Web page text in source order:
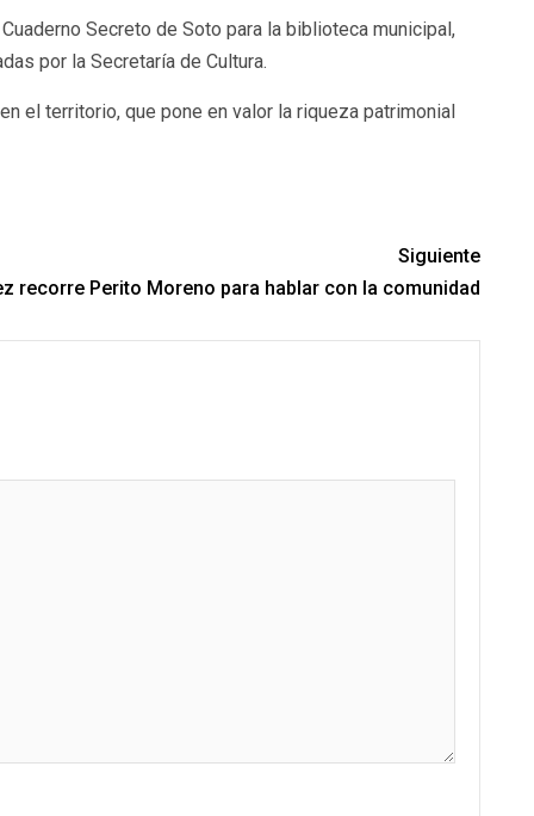
Secreto de Soto para la biblioteca municipal,
por la Secretaría de Cultura.
el territorio, que pone en valor la riqueza patrimonial
Siguiente
recorre Perito Moreno para hablar con la comunidad